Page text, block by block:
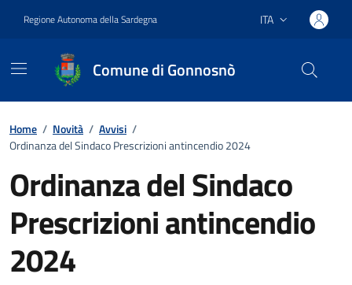
Regione Autonoma della Sardegna Lingua attiva:
ITA
Comune di Gonnosnò
Home / Novità / Avvisi /
Ordinanza del Sindaco Prescrizioni antincendio 2024
Ordinanza del Sindaco
Prescrizioni antincendio
2024